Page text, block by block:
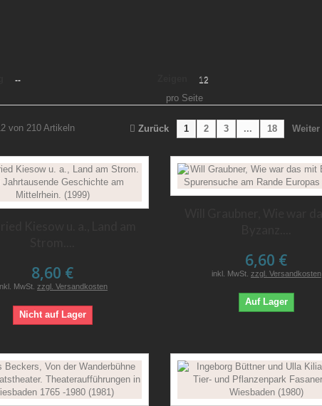
-- 12
pro Seite
Zurück 1 2 3 ... 18 Weiter
von 210 Artikeln
8,60 €
MwSt. zzgl. Versandkosten
Nicht auf Lager
6,60 €
inkl. MwSt. zzgl. Versandkosten
Auf Lager